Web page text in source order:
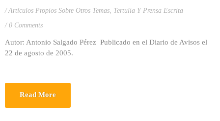
Artículos Propios Sobre Otros Temas, Tertulia Y Prensa Escrita
0 Comments
Autor: Antonio Salgado Pérez Publicado en el Diario de Avisos el
22 de agosto de 2005.
Read More